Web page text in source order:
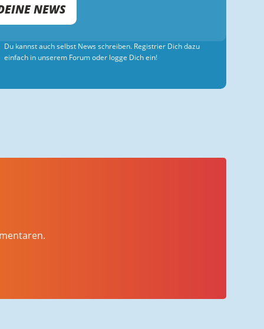
NEWS
Du kannst auch selbst News schreiben. Registrier Dich dazu
einfach in unserem Forum oder logge Dich ein!